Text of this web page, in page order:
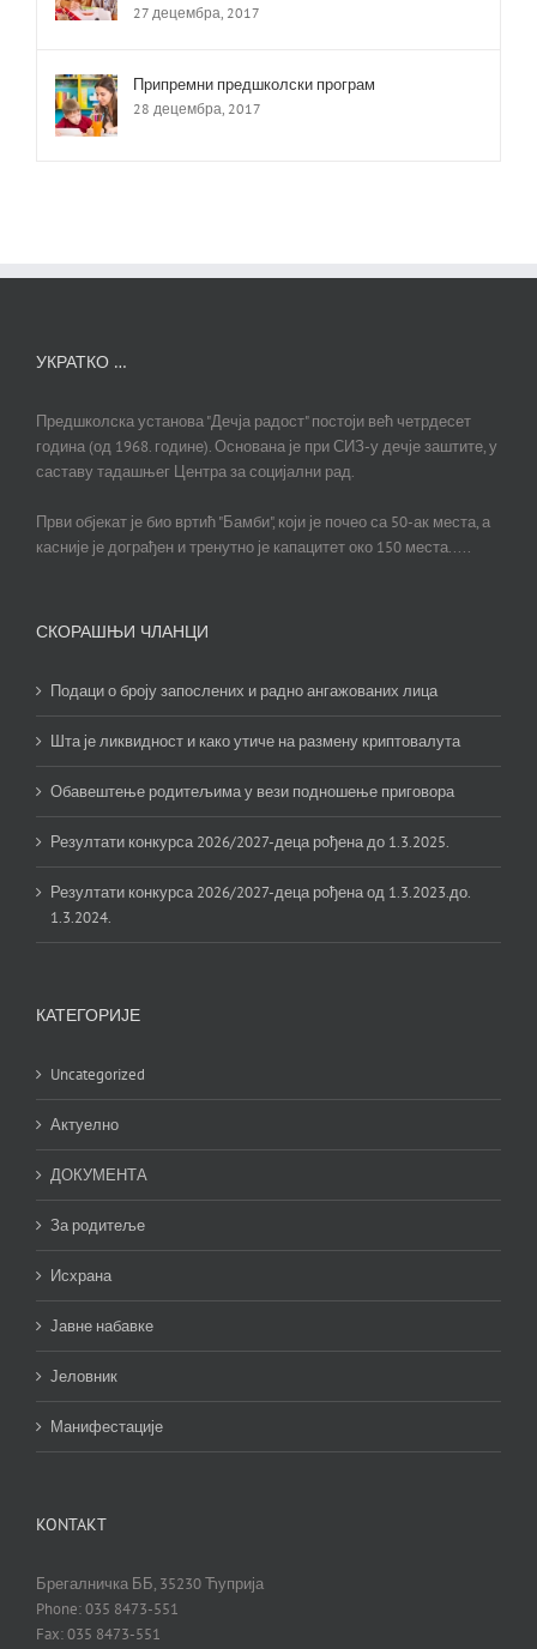
27 децембра, 2017
Припремни предшколски програм
28 децембра, 2017
УКРАТКО …
Предшколска установа "Дечја радост" постоји већ четрдесет
година (од 1968. године). Основана је при СИЗ-у дечје заштите, у
саставу тадашњег Центра за социјални рад.
Први објекат је био вртић "Бамби", који је почео са 50-ак места, а
касније је дограђен и тренутно је капацитет око 150 места.....
СКОРАШЊИ ЧЛАНЦИ
Подаци о броју запослених и радно ангажованих лица
Шта је ликвидност и како утиче на размену криптовалута
Обавештење родитељима у вези подношење приговора
Резултати конкурса 2026/2027-деца рођена до 1.3.2025.
Резултати конкурса 2026/2027-деца рођена од 1.3.2023.до.
1.3.2024.
КАТЕГОРИЈЕ
Uncategorized
Актуелно
ДОКУМЕНТА
За родитеље
Исхрана
Јавне набавке
Јеловник
Манифестације
KONTAKT
Брегалничка ББ, 35230 Ћуприја
Phone: 035 8473-551
Fax: 035 8473-551